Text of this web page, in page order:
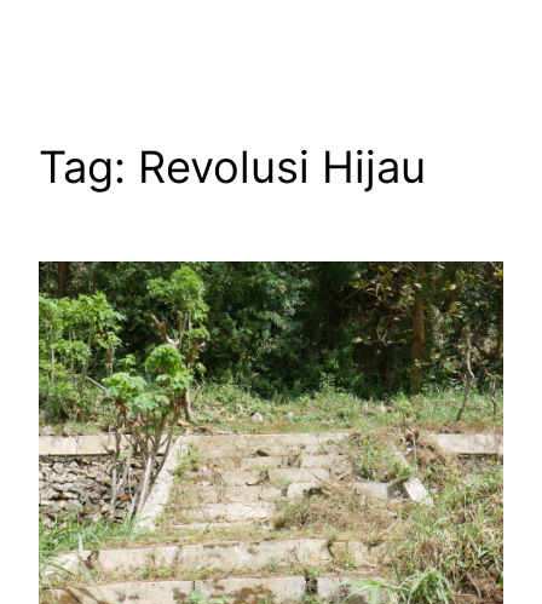
Tag: Revolusi Hijau